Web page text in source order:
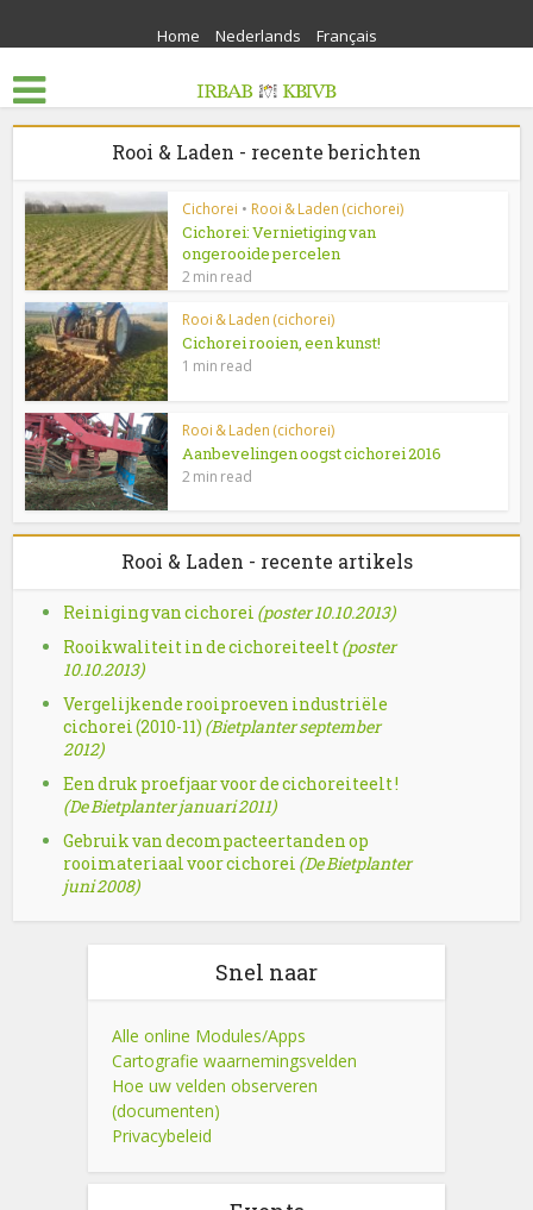
Home Nederlands Français
Rooi & Laden - recente berichten
Cichorei • Rooi & Laden (cichorei)
Cichorei: Vernietiging van
ongerooide percelen
2 min read
Rooi & Laden (cichorei)
Cichorei rooien, een kunst!
1 min read
Rooi & Laden (cichorei)
Aanbevelingen oogst cichorei 2016
2 min read
Rooi & Laden - recente artikels
Reiniging van cichorei (poster 10.10.2013)
Rooikwaliteit in de cichoreiteelt(poster
10.10.2013)
Vergelijkende rooiproeven industriële
cichorei (2010-11) (Bietplanter september
2012)
Een druk proefjaar voor de cichoreiteelt !
(De Bietplanter januari 2011)
Gebruik van decompacteertanden op
rooimateriaal voor cichorei (De Bietplanter
juni 2008)
Snel naar
Alle online Modules/Apps
Cartografie waarnemingsvelden
Hoe uw velden observeren
(documenten)
Privacybeleid